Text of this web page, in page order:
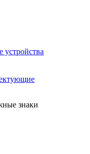
устройства
знаки